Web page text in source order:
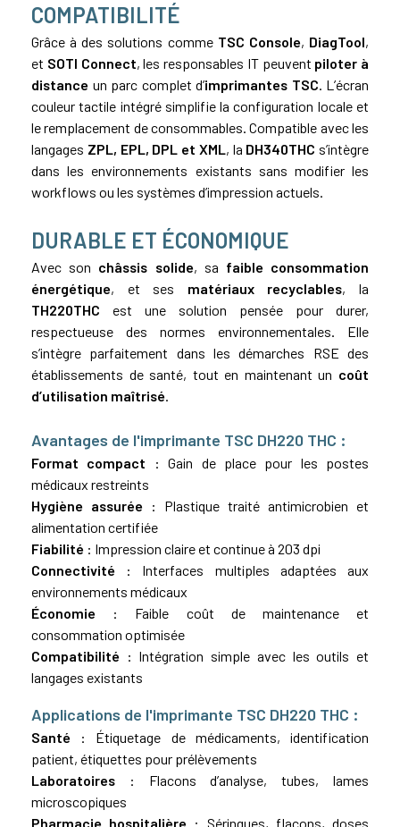
COMPATIBILITÉ
Grâce à des solutions comme TSC Console, DiagTool,
et SOTI Connect, les responsables IT peuvent piloter à
distance un parc complet d’imprimantes TSC . L’écran
couleur tactile intégré simplifie la configuration locale et
le remplacement de consommables. Compatible avec les
langages ZPL, EPL, DPL et XML , la DH340THC s’intègre
dans les environnements existants sans modifier les
workflows ou les systèmes d’impression actuels.
DURABLE ET ÉCONOMIQUE
Avec son châssis solide, sa faible consommation
énergétique, et ses matériaux recyclables, la
TH220THC est une solution pensée pour durer,
respectueuse des normes environnementales. Elle
s’intègre parfaitement dans les démarches RSE des
établissements de santé, tout en maintenant un coût
d’utilisation maîtrisé
Avantages de l'imprimante TSC DH220 THC :
Format compact : Gain de place pour les postes
médicaux restreints
Hygiène assurée : Plastique traité antimicrobien et
alimentation certifiée
Fiabilité : Impression claire et continue à 203 dpi
Connectivité : Interfaces multiples adaptées aux
environnements médicaux
Économie : Faible coût de maintenance et
consommation optimisée
Compatibilité : Intégration simple avec les outils et
langages existants
Applications de l'imprimante TSC DH220 THC :
Santé : Étiquetage de médicaments, identification
patient, étiquettes pour prélèvements
Laboratoires : Flacons d’analyse, tubes, lames
microscopiques
Pharmacie hospitalière : Séringues, flacons, doses